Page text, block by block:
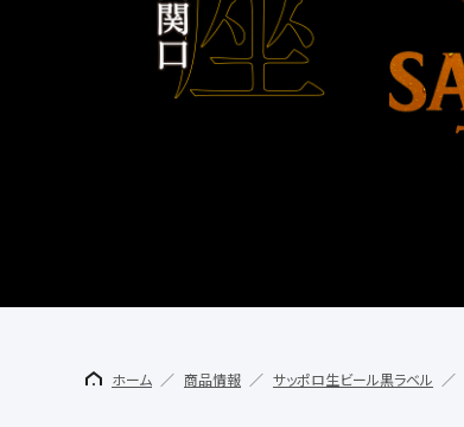
ホーム 商品情報 サッポロ生ビール黒ラベル